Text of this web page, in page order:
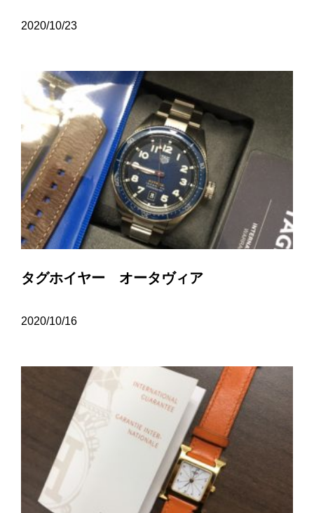
2020/10/23
タグホイヤー オータヴィア
2020/10/16